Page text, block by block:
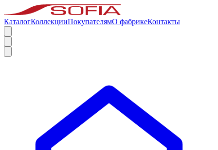
КаталогКоллекцииПокупателямО фабрикеКонтакты